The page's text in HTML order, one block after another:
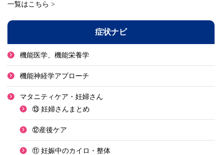
一覧はこちら >
症状ナビ
機能医学、機能栄養学
機能神経学アプローチ
マタニティケア・妊婦さん
⑬ 妊婦さんまとめ
⑫産後ケア
⑪ 妊娠中のカイロ・整体